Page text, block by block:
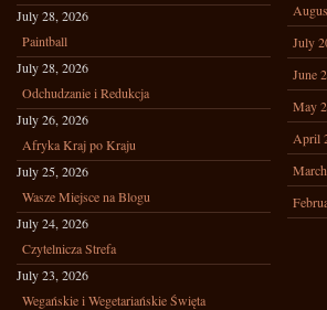
July 28, 2026
Paintball
July 28, 2026
Odchudzanie i Redukcja
July 26, 2026
Afryka Kraj po Kraju
July 25, 2026
Wasze Miejsce na Blogu
July 24, 2026
Czytelnicza Strefa
July 23, 2026
Wegańskie i Wegetariańskie Święta
July
June
May
April